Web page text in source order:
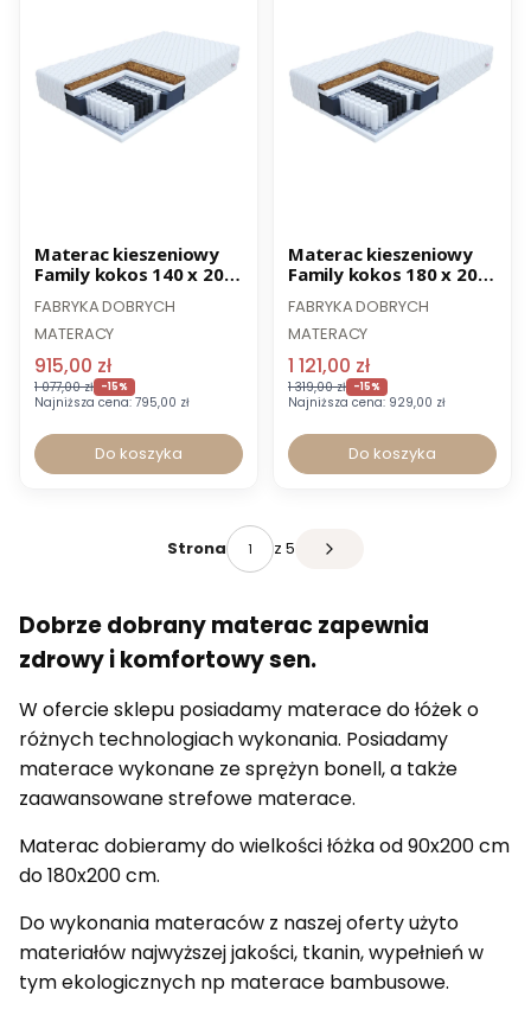
Promocja
Materac kieszeniowy
Family kokos 140 x 200
FABRYKA DOBRYCH
MATERACY
915,00 zł
1 077,00 zł -15%
Najniższa cena: 795,00 zł
Do koszyka
Promocja
Materac kieszeniowy
Family kokos 180 x 200
FABRYKA DOBRYCH
MATERACY
1 121,00 zł
1 319,00 zł -15%
Najniższa cena: 929,00 zł
Do koszyka
Strona z 5
Dobrze dobrany materac zapewnia
zdrowy i komfortowy sen.
W ofercie sklepu posiadamy materace do łóżek o
różnych technologiach wykonania. Posiadamy
materace wykonane ze sprężyn bonell, a także
zaawansowane strefowe materace.
Materac dobieramy do wielkości łóżka od 90x200 cm
do 180x200 cm.
Do wykonania materaców z naszej oferty użyto
materiałów najwyższej jakości, tkanin, wypełnień w
tym ekologicznych np materace bambusowe.